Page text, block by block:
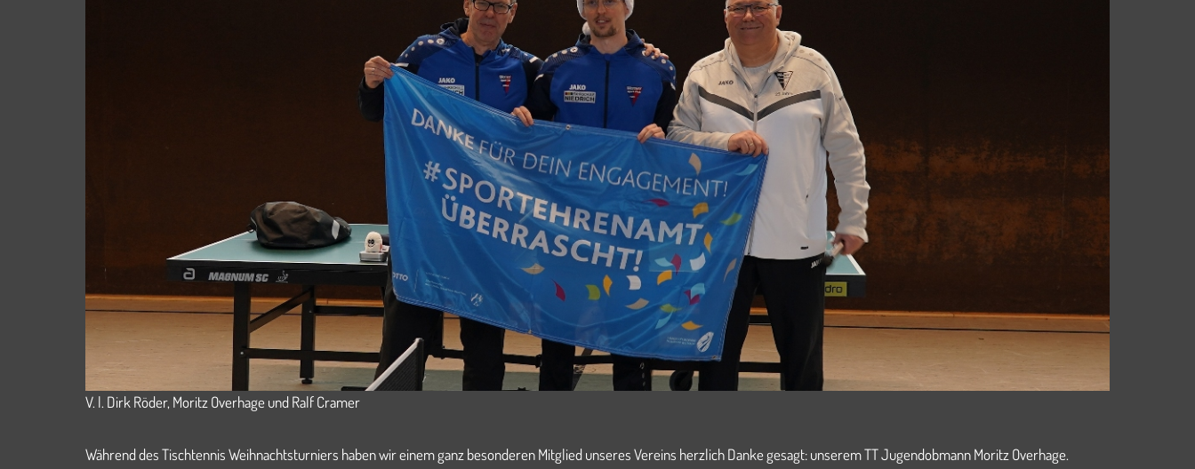
V. l. Dirk Röder, Moritz Overhage und Ralf Cramer
Während des Tischtennis Weihnachtsturniers haben wir einem ganz besonderen Mitglied unseres Vereins herzlich Danke gesagt: unserem TT Jugendobmann Moritz Overhage.